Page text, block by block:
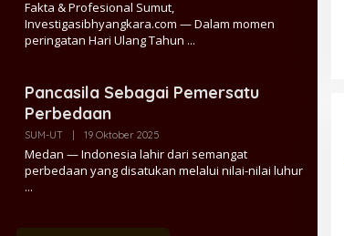
Admin
Fakta & Profesional Sumut,
Investigasibhyangkara.com — Dalam momen
peringatan Hari Ulang Tahun
Pancasila Sebagai Pemersatu
Perbedaan
SUM-UT 19 Oktober 2025Oleh
Admin
Medan — Indonesia lahir dari semangat
perbedaan yang disatukan melalui nilai-nilai luhur